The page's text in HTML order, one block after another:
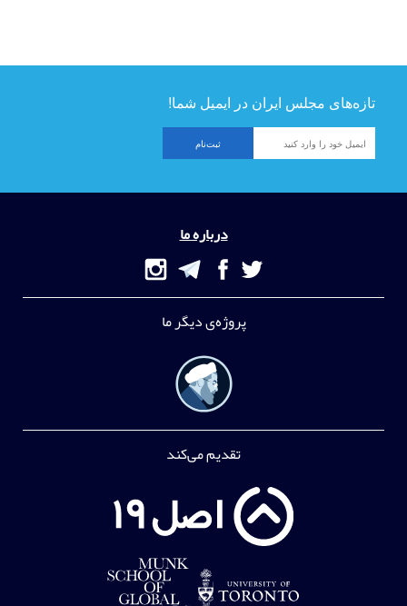
تازه‌های مجلس ایران در ایمیل شما!
درباره ما
پروژه‌ی دیگر ما
تقدیم می‌کند